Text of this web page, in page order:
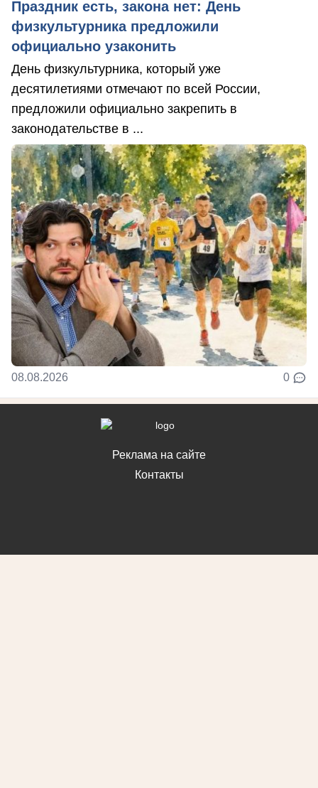
Праздник есть, закона нет: День
физкультурника предложили
официально узаконить
День физкультурника, который уже
десятилетиями отмечают по всей России,
предложили официально закрепить в
законодательстве в ...
08.08.2026 0
Реклама на сайте
Контакты